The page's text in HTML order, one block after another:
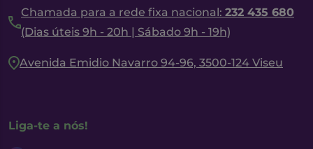
Chamada para a rede fixa nacional: 232 435 680
(Dias úteis 9h - 20h | Sábado 9h - 19h)
Avenida Emidio Navarro 94-96, 3500-124 Viseu
Liga-te a nós!